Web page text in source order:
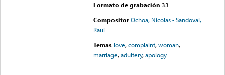
Formato de grabación 33
Compositor Ochoa, Nicolas - Sandoval,
Raul
Temas love,complaint,woman,
marriage,adultery,apology